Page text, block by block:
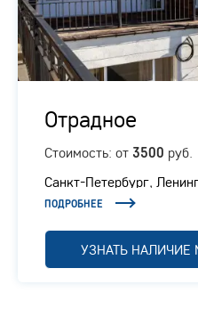
Отрадное
Стоимость: от 3500 руб.
Санкт-Петербург,
Отрадное,
ПОДРОБНЕЕ
УЗНАТЬ НАЛИЧИЕ